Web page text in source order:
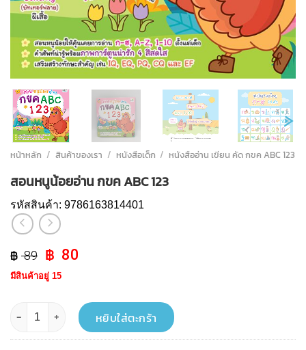
หน้าหลัก / สินค้าของเรา / หนังสือเด็ก / หนังสืออ่าน เขียน คัด กขค ABC 123
สอนหนูน้อยอ่าน กขค ABC 123
รหัสสินค้า: 9786163814401
89 Original
price
was:
฿ 89.
80
฿ 80.
มีสินค้าอยู่ 15
จำนวน สอนหนูน้อยอ่าน กขค ABC 123 ชิ้น
หยิบใส่ตะกร้า